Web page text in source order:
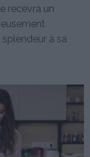
recevra un
à sa